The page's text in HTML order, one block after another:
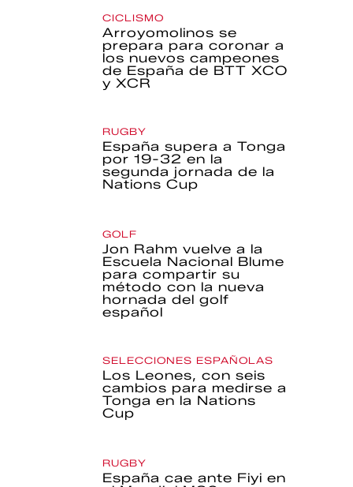
CICLISMO
Arroyomolinos se
prepara para coronar a
los nuevos campeones
de España de BTT XCO
y XCR
RUGBY
España supera a Tonga
por 19-32 en la
segunda jornada de la
Nations Cup
GOLF
Jon Rahm vuelve a la
Escuela Nacional Blume
para compartir su
método con la nueva
hornada del golf
español
SELECCIONES ESPAÑOLAS
Los Leones, con seis
cambios para medirse a
Tonga en la Nations
Cup
RUGBY
España cae ante Fiyi en